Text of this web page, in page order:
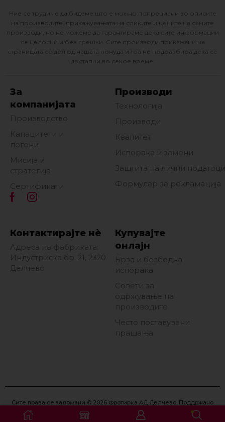
Ние се трудиме да бидеме што е можно попрецизни во описите
на производите, прикажувањата на сликите и цените на самите
производи, но не можеме да гарантираме дека сите информации
се целосни и без грешки. Сите производи прикажани на
страницата се дел од нашата понуда и тоа не подразбира дека се
достапни во секое време.
За
компанијата
Производство
Капацитети и
погони
Мисија и
стратегија
Сертификати
Производи
Технологија
Производи
Квалитет
Испорака и замени
Заштита на лични податоци
Формулар за рекламација
Контактирајте нè
Адреса на фабриката:
Индустриска бр. 21, 2320
Делчево
Купувајте
онлајн
Брза и безбедна
испорака
Совети за
одржување на
производите
Често поставувани
прашања
Сите права се задржани © 2026 Фротирка АД Делчево. Поддржано